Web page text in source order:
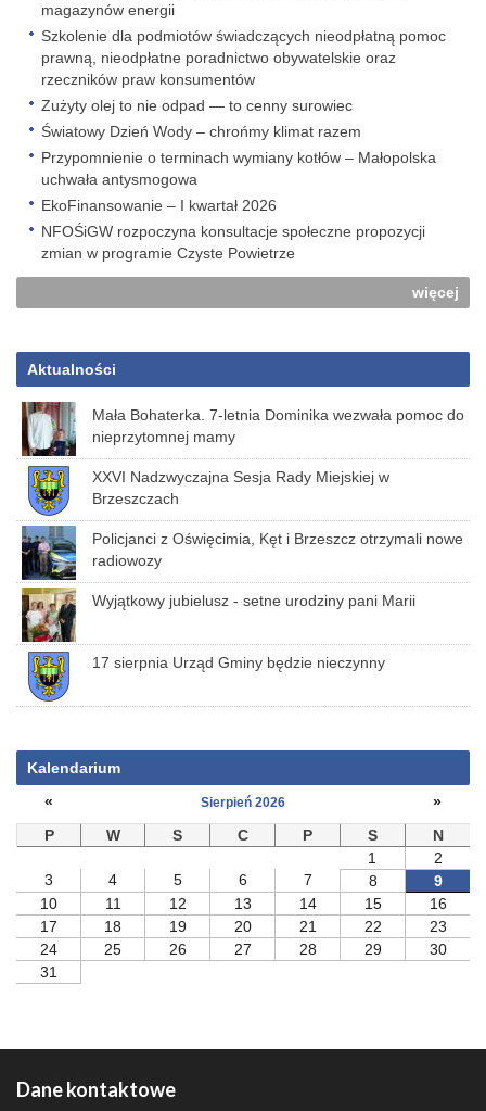
magazynów energii
Szkolenie dla podmiotów świadczących nieodpłatną pomoc
prawną, nieodpłatne poradnictwo obywatelskie oraz
rzeczników praw konsumentów
Zużyty olej to nie odpad — to cenny surowiec
Światowy Dzień Wody – chrońmy klimat razem
Przypomnienie o terminach wymiany kotłów – Małopolska
uchwała antysmogowa
EkoFinansowanie – I kwartał 2026
NFOŚiGW rozpoczyna konsultacje społeczne propozycji
zmian w programie Czyste Powietrze
więcej
Aktualności
Mała Bohaterka. 7-letnia Dominika wezwała pomoc do
nieprzytomnej mamy
XXVI Nadzwyczajna Sesja Rady Miejskiej w
Brzeszczach
Policjanci z Oświęcimia, Kęt i Brzeszcz otrzymali nowe
radiowozy
Wyjątkowy jubielusz - setne urodziny pani Marii
17 sierpnia Urząd Gminy będzie nieczynny
Kalendarium
«
Sierpień 2026
»
P
W S C P S
N
1
2
3
4 5 6 7 8
9
10
11 12 13 14 15
16
17
18 19 20 21 22
23
24
25 26 27 28 29
30
31
Dane kontaktowe